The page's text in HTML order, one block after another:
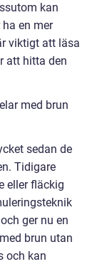
kan
en mer
viktigt att läsa
att hitta den
med brun
sedan de
Tidigare
eller fläckig
ger nu en
brun utan
och kan